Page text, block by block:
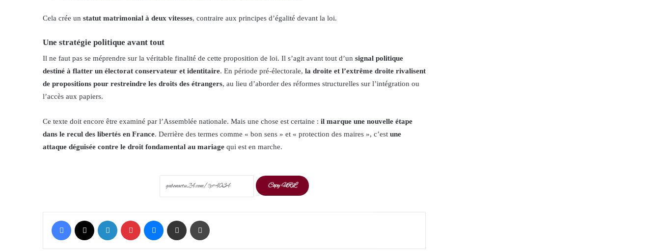
Cela crée un statut matrimonial à deux vitesses, contraire aux principes d’égalité devant la loi.
Une stratégie politique avant tout
Il ne faut pas se méprendre sur la véritable finalité de cette proposition de loi. Il s’agit avant tout d’un signal politique
destiné à flatter un électorat conservateur et identitaire. En période pré-électorale, la droite et l’extrême droite rivalisent
de propositions pour restreindre les droits des étrangers, au lieu d’aborder des réformes structurelles sur l’intégration ou
l’accès aux papiers.
Ce texte doit encore être examiné par l’Assemblée nationale. Mais une chose est certaine : il marque une nouvelle étape
dans le recul des libertés en France. Derrière des termes comme « bon sens » et « protection des maires », c’est une
attaque déguisée contre le droit fondamental au mariage qui est en marche.
Copy URL
Facebook LinkedIn Pinterest Messenger Share via Email